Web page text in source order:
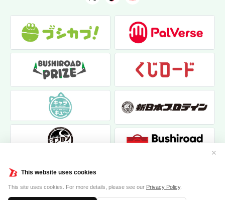
This website uses cookies
This site uses cookies. For more details, please see our Privacy Policy.
✕